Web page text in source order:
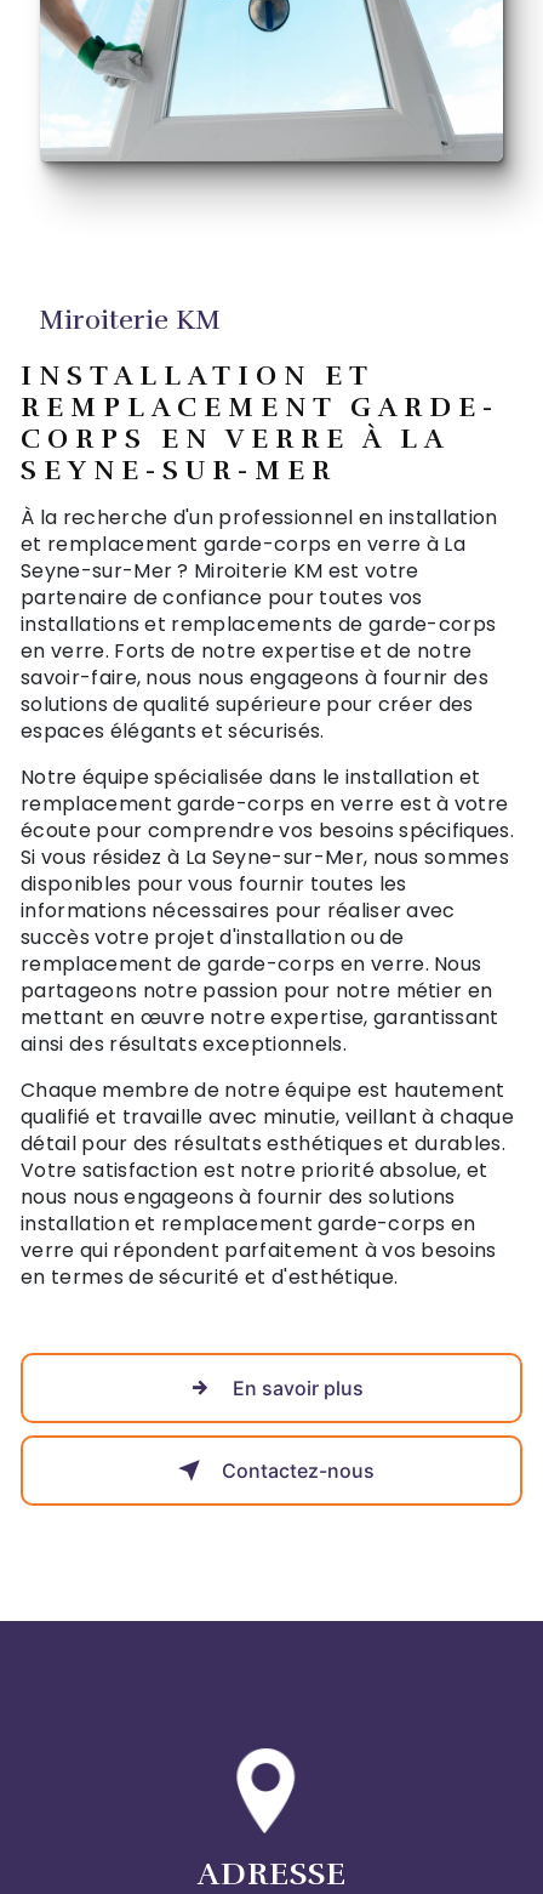
Miroiterie KM
INSTALLATION ET
REMPLACEMENT GARDE-
CORPS EN VERRE À LA
SEYNE-SUR-MER
À la recherche d'un professionnel en installation
et remplacement garde-corps en verre à La
Seyne-sur-Mer ? Miroiterie KM est votre
partenaire de confiance pour toutes vos
installations et remplacements de garde-corps
en verre. Forts de notre expertise et de notre
savoir-faire, nous nous engageons à fournir des
solutions de qualité supérieure pour créer des
espaces élégants et sécurisés.
Notre équipe spécialisée dans le installation et
remplacement garde-corps en verre est à votre
écoute pour comprendre vos besoins spécifiques.
Si vous résidez à La Seyne-sur-Mer, nous sommes
disponibles pour vous fournir toutes les
informations nécessaires pour réaliser avec
succès votre projet d'installation ou de
remplacement de garde-corps en verre. Nous
partageons notre passion pour notre métier en
mettant en œuvre notre expertise, garantissant
ainsi des résultats exceptionnels.
Chaque membre de notre équipe est hautement
qualifié et travaille avec minutie, veillant à chaque
détail pour des résultats esthétiques et durables.
Votre satisfaction est notre priorité absolue, et
nous nous engageons à fournir des solutions
installation et remplacement garde-corps en
verre qui répondent parfaitement à vos besoins
en termes de sécurité et d'esthétique.
En savoir plus
Contactez-nous
ADRESSE